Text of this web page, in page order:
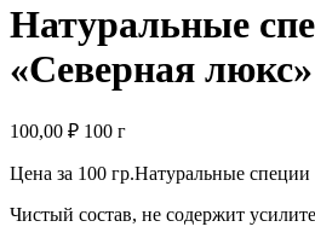
Натуральные
«Северная люкс»
100,00 ₽ 100 г
Цена за 100 гр.Натуральные
Чистый состав, не содержит